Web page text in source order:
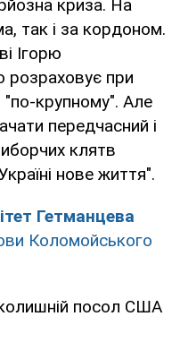
криза. На
так і за кордоном.
Ігорю
розраховує при
крупному". Але
передчасний і
клятв
нове життя".
Гетманцева
Коломойського
посол США